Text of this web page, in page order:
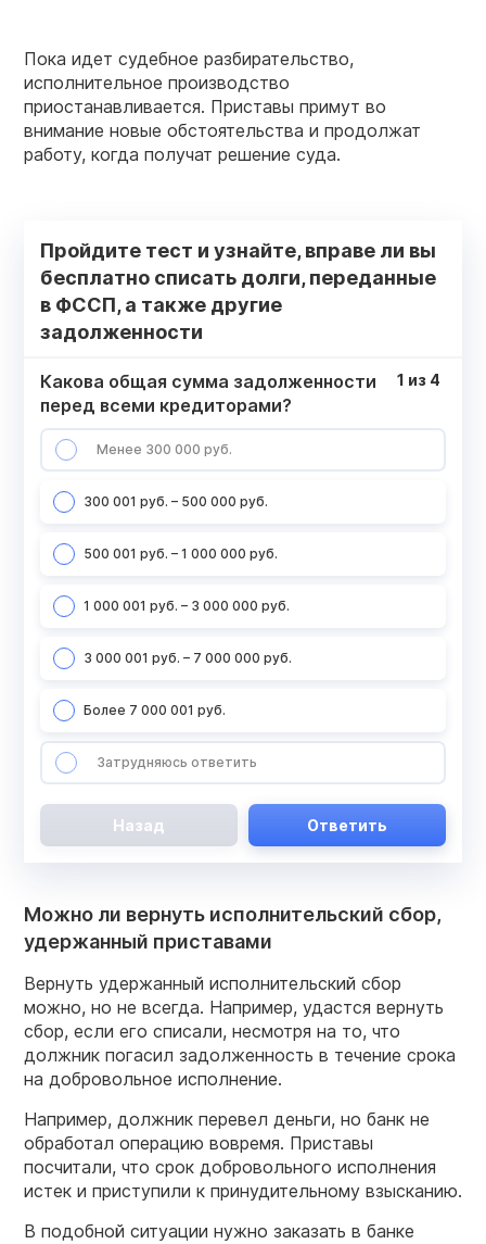
Пока идет судебное разбирательство,
исполнительное производство
приостанавливается. Приставы примут во
внимание новые обстоятельства и продолжат
работу, когда получат решение суда.
Пройдите тест и узнайте, вправе ли вы
бесплатно списать долги, переданные
в ФССП, а также другие
задолженности
Какова общая сумма задолженности
перед всеми кредиторами?
Менее 300 000 руб.
300 001 руб. – 500 000 руб.
500 001 руб. – 1 000 000 руб.
1 000 001 руб. – 3 000 000 руб.
3 000 001 руб. – 7 000 000 руб.
Более 7 000 001 руб.
Затрудняюсь ответить
1 из 4
Назад Ответить
Можно ли вернуть исполнительский сбор,
удержанный приставами
Вернуть удержанный исполнительский сбор
можно, но не всегда. Например, удастся вернуть
сбор, если его списали, несмотря на то, что
должник погасил задолженность в течение срока
на добровольное исполнение.
Например, должник перевел деньги, но банк не
обработал операцию вовремя. Приставы
посчитали, что срок добровольного исполнения
истек и приступили к принудительному взысканию.
В подобной ситуации нужно заказать в банке